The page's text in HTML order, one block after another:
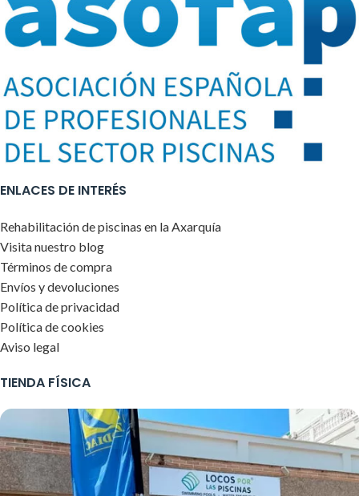
ENLACES DE INTERÉS
Rehabilitación de piscinas en la Axarquía
Visita nuestro blog
Términos de compra
Envíos y devoluciones
Política de privacidad
Política de cookies
Aviso legal
TIENDA FÍSICA